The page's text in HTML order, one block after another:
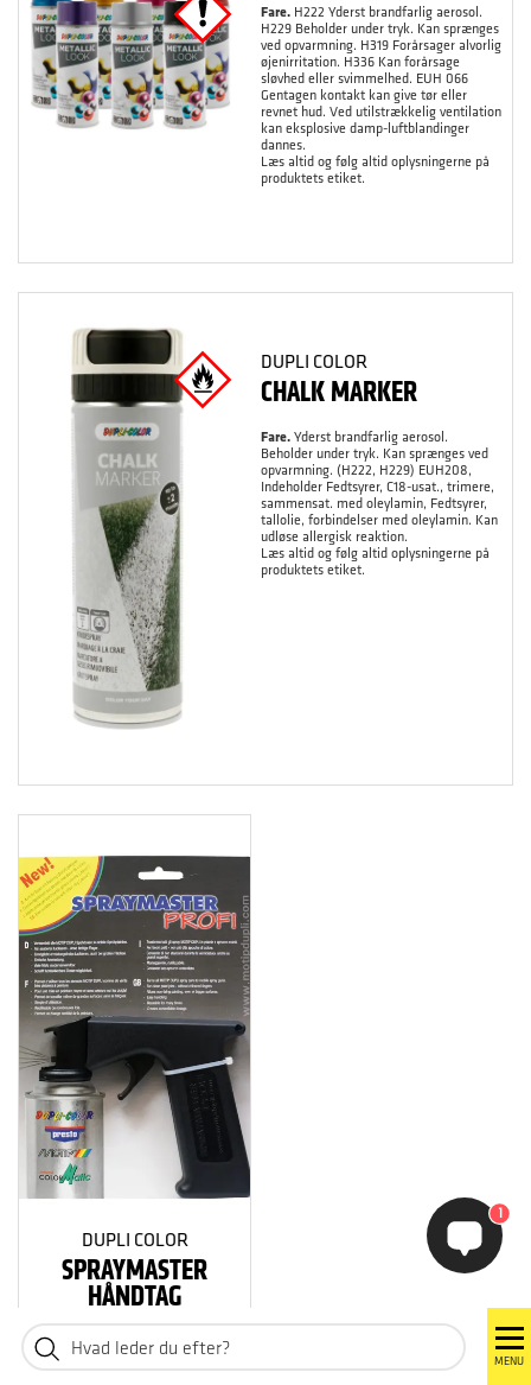
MENU
Fare. H222 Yderst brandfarlig aerosol.
H229 Beholder under tryk. Kan sprænges
ved opvarmning. H319 Forårsager alvorlig
øjenirritation. H336 Kan forårsage
sløvhed eller svimmelhed. EUH 066
Gentagen kontakt kan give tør eller
revnet hud. Ved utilstrækkelig ventilation
kan eksplosive damp-luftblandinger
dannes.
Læs altid og følg altid oplysningerne på
produktets etiket.
DUPLI COLOR
CHALK MARKER
Fare. Yderst brandfarlig aerosol.
Beholder under tryk. Kan sprænges ved
opvarmning. (H222, H229) EUH208,
Indeholder Fedtsyrer, C18-usat., trimere,
sammensat. med oleylamin, Fedtsyrer,
tallolie, forbindelser med oleylamin. Kan
udløse allergisk reaktion.
Læs altid og følg altid oplysningerne på
produktets etiket.
DUPLI COLOR
SPRAYMASTER
HÅNDTAG
1